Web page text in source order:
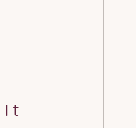
Ft